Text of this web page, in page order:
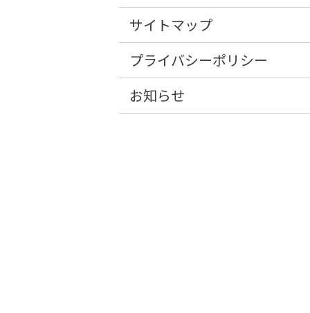
サイトマップ
プライバシーポリシー
お知らせ